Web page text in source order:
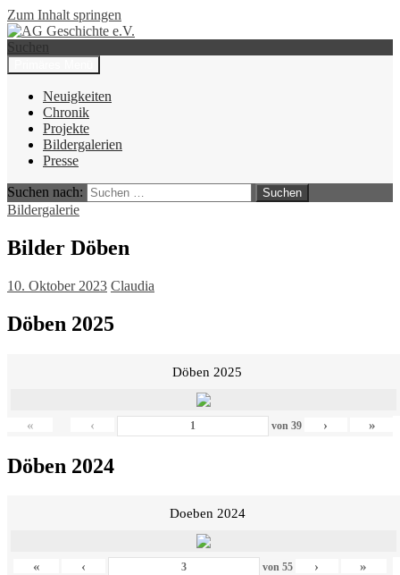
Zum Inhalt springen
AG Geschichte e.V.
Suchen
Neuigkeiten
Chronik
Projekte
Bildergalerien
Presse
Suchen nach:
Bildergalerie
Bilder Döben
10. Oktober 2023 Claudia
Döben 2025
Döben 2025
« ‹ von 39 › »
Döben 2024
Doeben 2024
« ‹ von 55 › »